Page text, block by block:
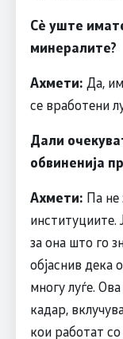
Сѐ уште
минералите?
Ахмети: Да,
се вработени
Дали
обвиненија
Ахмети: Па не
институциите.
за она што го
објаснив дека
многу луѓе.
кадар,
кои работат со